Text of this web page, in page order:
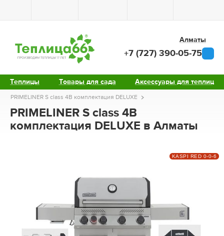
Теплицы Товары для сада Аксессуары для теплиц
Алматы
+7 (727) 390-05-75
PRIMELINER S class 4B комплектация DELUXE
PRIMELINER S class 4B
комплектация DELUXE в Алматы
KASPI RED 0-0-6